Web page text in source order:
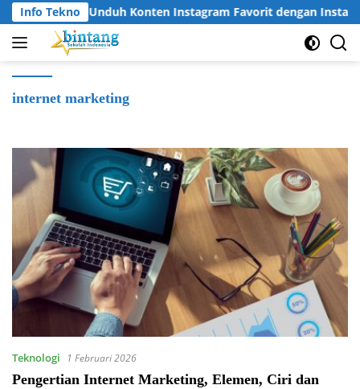
Langsung
ke
konten
Info TeknoCara Unduh Konten Instagram Favorit dengan
internet marketing
Teknologi 1 Februari 2026
Pengertian Internet Marketing, Elemen, Ciri dan